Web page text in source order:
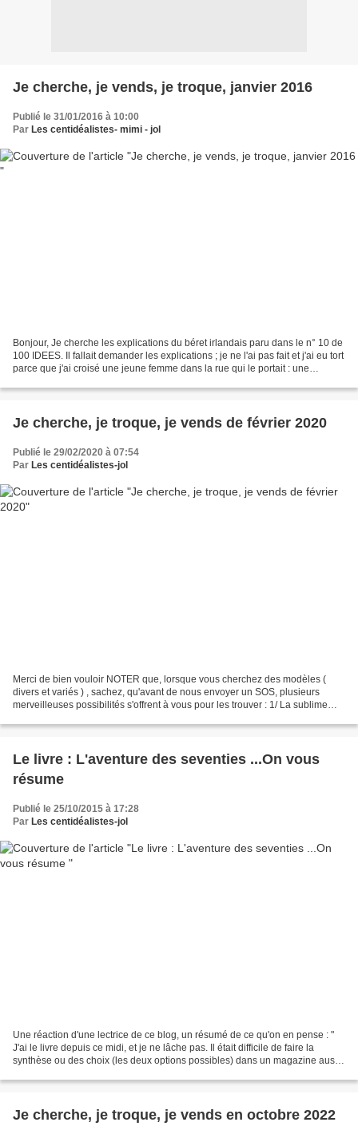
Je cherche, je vends, je troque, janvier 2016
Publié le 31/01/2016 à 10:00
Par Les centidéalistes- mimi - jol
Bonjour, Je cherche les explications du béret irlandais paru dans le n° 10 de
100 IDEES. Il fallait demander les explications ; je ne l'ai pas fait et j'ai eu tort
parce que j'ai croisé une jeune femme dans la rue qui le portait : une
Je cherche, je troque, je vends de février 2020
Publié le 29/02/2020 à 07:54
Par Les centidéalistes-jol
Merci de bien vouloir NOTER que, lorsque vous cherchez des modèles (
divers et variés ) , sachez, qu'avant de nous envoyer un SOS, plusieurs
merveilleuses possibilités s'offrent à vous pour les trouver : 1/ La sublime
Le livre : L'aventure des seventies ...On vous
résume
Publié le 25/10/2015 à 17:28
Par Les centidéalistes-jol
Une réaction d'une lectrice de ce blog, un résumé de ce qu'on en pense : "
J'ai le livre depuis ce midi, et je ne lâche pas. Il était difficile de faire la
synthèse ou des choix (les deux options possibles) dans un magazine aussi
Je cherche, je troque, je vends en octobre 2022